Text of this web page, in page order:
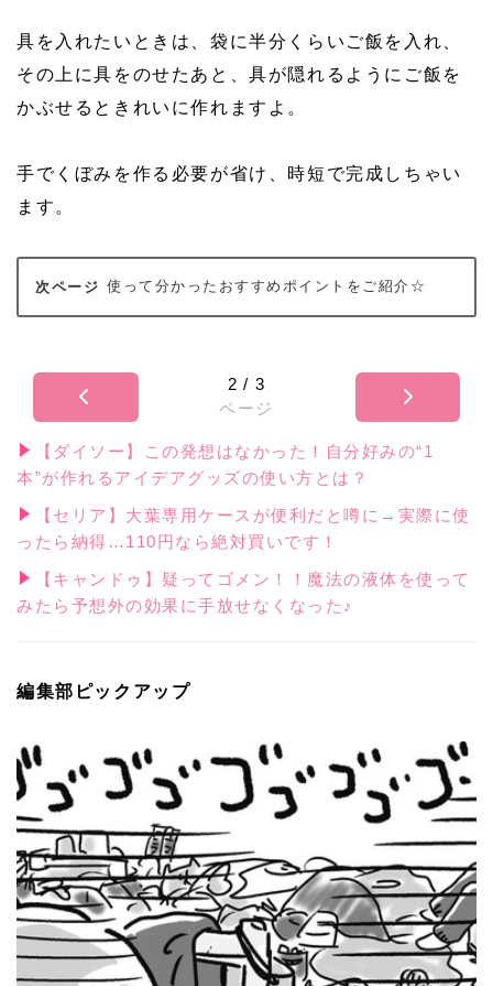
具を入れたいときは、袋に半分くらいご飯を入れ、
その上に具をのせたあと、具が隠れるようにご飯を
かぶせるときれいに作れますよ。
手でくぼみを作る必要が省け、時短で完成しちゃい
ます。
使って分かったおすすめポイントをご紹介☆
2 / 3
ページ
【ダイソー】この発想はなかった！自分好みの“1
本”が作れるアイデアグッズの使い方とは？
【セリア】大葉専用ケースが便利だと噂に→実際に使
ったら納得…110円なら絶対買いです！
【キャンドゥ】疑ってゴメン！！魔法の液体を使って
みたら予想外の効果に手放せなくなった♪
編集部ピックアップ